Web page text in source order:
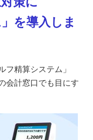
を導入しま
フ精算システム」
会計窓口でも目にす